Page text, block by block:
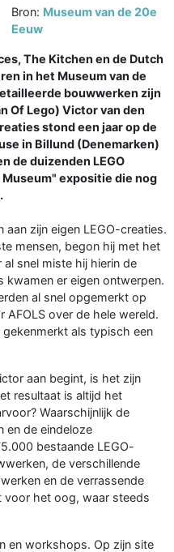
Bron: Museum van de 20e
Eeuw
The Kitchen en de Dutch
in het Museum van de
bouwwerken zijn
Of Lego) Victor van den
stond een jaar op de
in Billund (Denemarken)
de duizenden LEGO
Museum" expositie die nog
zijn eigen LEGO-creaties.
mensen, begon hij met het
al snel miste hij hierin de
kwamen er eigen ontwerpen.
al snel opgemerkt op
AFOLS over de hele wereld.
als typisch een
aan begint, is het zijn
resultaat is altijd het
Waarschijnlijk de
en de eindeloze
bestaande LEGO-
de verschillende
en de verrassende
voor het oog, waar steeds
en workshops. Op zijn site